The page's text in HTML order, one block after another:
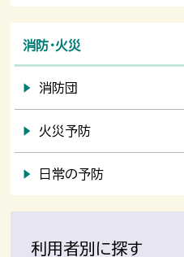
消防・火災
消防団
火災予防
日常の予防
利用者別に探す